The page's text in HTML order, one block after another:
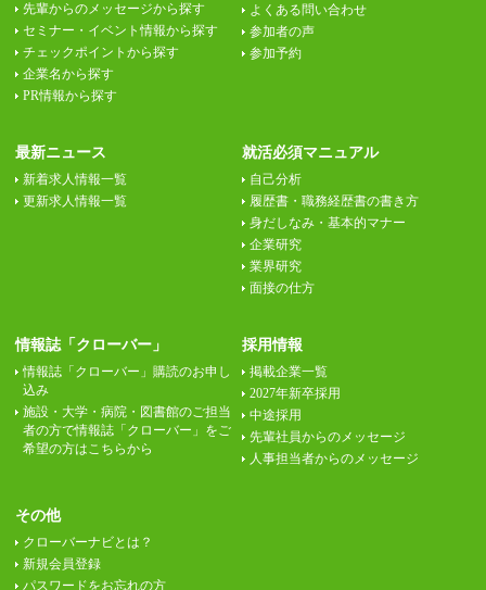
先輩からのメッセージから探す
セミナー・イベント情報から探す
チェックポイントから探す
企業名から探す
PR情報から探す
よくある問い合わせ
参加者の声
参加予約
最新ニュース
新着求人情報一覧
更新求人情報一覧
就活必須マニュアル
自己分析
履歴書・職務経歴書の書き方
身だしなみ・基本的マナー
企業研究
業界研究
面接の仕方
情報誌「クローバー」
情報誌「クローバー」購読のお申し
込み
施設・大学・病院・図書館のご担当
者の方で情報誌「クローバー」をご
希望の方はこちらから
採用情報
掲載企業一覧
2027年新卒採用
中途採用
先輩社員からのメッセージ
人事担当者からのメッセージ
その他
クローバーナビとは？
新規会員登録
パスワードをお忘れの方